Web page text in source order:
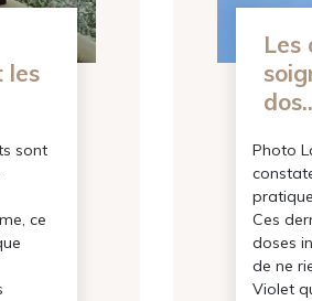
les
sont
ce
Les
Photo
Ces
doses
de ne
Violet
notre lettre
vous pour recevoir des récapitulatifs de